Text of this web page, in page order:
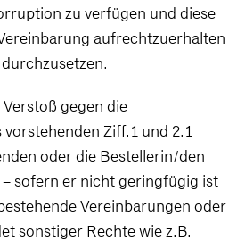
zu verfügen und diese
aufrechtzuerhalten
gegen die
Ziff.1 und 2.1
oder die Bestellerin/den
sofern er nicht geringfügig ist
Vereinbarungen oder
sonstiger Rechte wie z.B.